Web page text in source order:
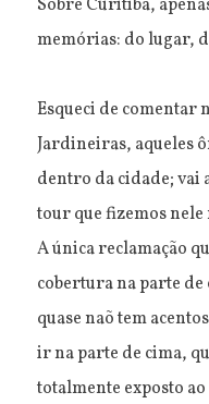
Sobre Curitiba,
memórias: do lugar,
Esqueci de comentar
Jardineiras, aqueles
dentro da cidade; vai
tour que fizemos nele
A única reclamação
cobertura na parte de
quase naõ tem
ir na parte de cima,
totalmente exposto